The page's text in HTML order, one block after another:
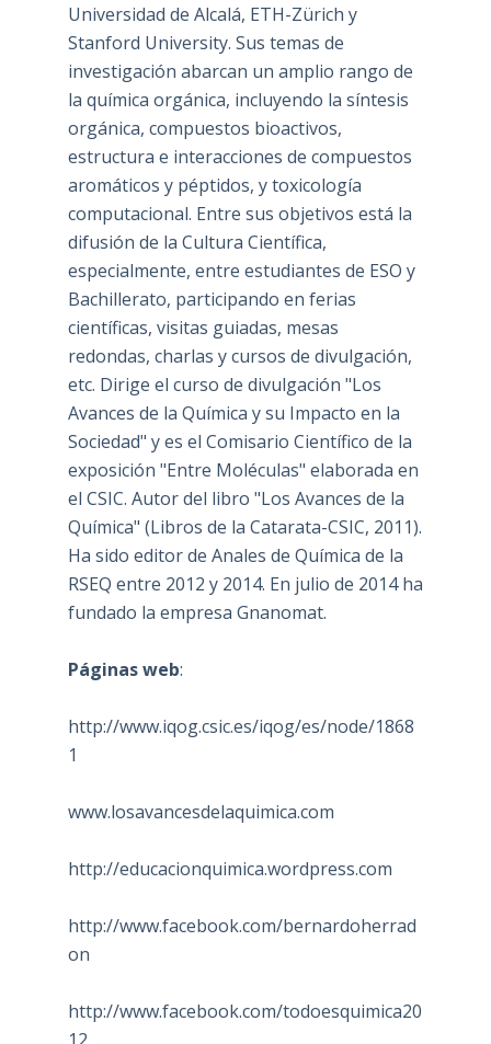
Universidad de Alcalá, ETH-Zürich y
Stanford University. Sus temas de
investigación abarcan un amplio rango de
la química orgánica, incluyendo la síntesis
orgánica, compuestos bioactivos,
estructura e interacciones de compuestos
aromáticos y péptidos, y toxicología
computacional. Entre sus objetivos está la
difusión de la Cultura Científica,
especialmente, entre estudiantes de ESO y
Bachillerato, participando en ferias
científicas, visitas guiadas, mesas
redondas, charlas y cursos de divulgación,
etc. Dirige el curso de divulgación "Los
Avances de la Química y su Impacto en la
Sociedad" y es el Comisario Científico de la
exposición "Entre Moléculas" elaborada en
el CSIC. Autor del libro "Los Avances de la
Química" (Libros de la Catarata-CSIC, 2011).
Ha sido editor de Anales de Química de la
RSEQ entre 2012 y 2014. En julio de 2014 ha
fundado la empresa Gnanomat.
Páginas web:
http://www.iqog.csic.es/iqog/es/node/1868
1
www.losavancesdelaquimica.com
http://educacionquimica.wordpress.com
http://www.facebook.com/bernardoherrad
on
http://www.facebook.com/todoesquimica20